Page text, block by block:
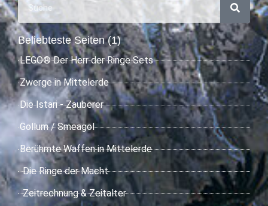
Beliebteste Seiten (1)
LEGO® Der Herr der Ringe Sets
Zwerge in Mittelerde
Die Istari - Zauberer
Gollum / Smeagol
Berühmte Waffen in Mittelerde
Die Ringe der Macht
Zeitrechnung & Zeitalter